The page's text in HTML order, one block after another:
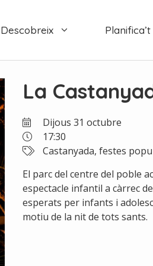
Descobreix Planifica’t
La
Dijous 31 octubre
17:30
Castanyada, festes
El parc del centre del poble
espectacle infantil a càrrec
esperats per infants i
motiu de la nit de tots sants.